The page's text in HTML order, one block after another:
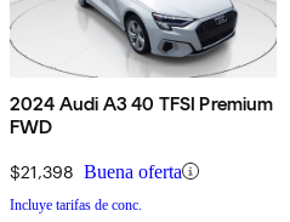
2024 Audi A3 40 TFSI Premium
FWD
$21,398 Buena oferta
Incluye tarifas de conc.